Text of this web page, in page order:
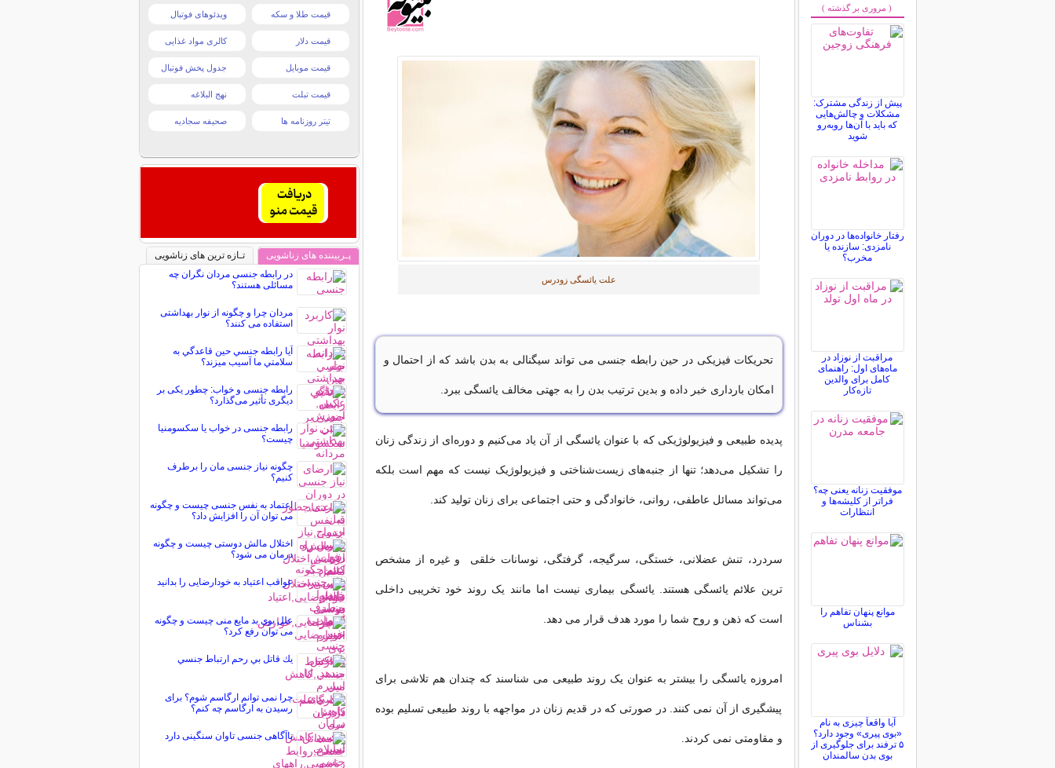
علت یائسگی زودرس
تحریکات فیزیکی در حین رابطه جنسی می تواند سیگنالی به بدن باشد که از احتمال و
امکان بارداری خبر داده و بدین ترتیب بدن را به جهتی مخالف یائسگی ببرد.
پدیده طبیعی و فیزیولوژیکی که با عنوان یائسگی از آن یاد می‌کنیم و دوره‌ای از زندگی زنان
را تشکیل می‌دهد؛ تنها از جنبه‌های زیست‌شناختی و فیزیولوژیک نیست که مهم است بلکه
می‌تواند مسائل عاطفی، روانی، خانوادگی و حتی اجتماعی برای زنان تولید کند.
سردرد، تنش عضلانی، خستگی، سرگیجه، گرفتگی، نوسانات خلقی و غیره از مشخص
ترین علائم یائسگی هستند. یائسگی بیماری نیست اما مانند یک روند خود تخریبی داخلی
است که ذهن و روح شما را مورد هدف قرار می دهد.
امروزه یائسگی را بیشتر به عنوان یک روند طبیعی می شناسند که چندان هم تلاشی برای
پیشگیری از آن نمی کنند. در صورتی که در قدیم زنان در مواجهه با روند طبیعی تسلیم بوده
و مقاومتی نمی کردند.
( مروری بر گذشته )
پیش از زندگی مشترک:
مشکلات و چالش‌هایی
که باید با آن‌ها روبه‌رو
شوید
رفتار خانواده‌ها در دوران
نامزدی: سازنده یا
مخرب؟
مراقبت از نوزاد در
ماه‌های اول: راهنمای
کامل برای والدین
تازه‌کار
موفقیت زنانه یعنی چه؟
فراتر از کلیشه‌ها و
انتظارات
موانع پنهان تفاهم را
بشناس
آیا واقعاً چیزی به نام
«بوی پیری» وجود دارد؟
۵ ترفند برای جلوگیری از
بوی بدن سالمندان
قیمت طلا و سکه ویدئوهای فوتبال
قیمت دلار کالری مواد غذایی
قیمت موبایل جدول پخش فوتبال
قیمت تبلت نهج البلاغه
تیتر روزنامه ها صحیفه سجادیه
پـربیننده های زناشویی
تـازه ترین های زناشویی
در رابطه جنسی مردان نگران چه
مسائلی هستند؟
مردان چرا و چگونه از نوار بهداشتی
استفاده می کنند؟
آيا رابطه جنسي حين قاعدگي به
سلامتي ما آسيب ميزند؟
رابطه جنسی و خواب: چطور یکی بر
دیگری تأثیر می‌گذارد؟
رابطه جنسی در خواب یا سکسومنیا
چیست؟
چگونه نیاز جنسی مان را برطرف
کنیم؟
اعتماد به نفس جنسی چیست و چگونه
می توان آن را افزایش داد؟
اختلال مالش دوستی چیست و چگونه
درمان می شود؟
عواقب اعتیاد به خودارضایی را بدانید
علل بوی بد مایع منی چیست و چگونه
می توان رفع کرد؟
يك قاتل بي رحم ارتباط جنسي
چرا نمی توانم ارگاسم شوم؟ برای
رسیدن به ارگاسم چه کنم؟
ناآگاهی جنسی تاوان سنگینی دارد